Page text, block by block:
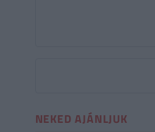
NEKED AJÁNLJUK